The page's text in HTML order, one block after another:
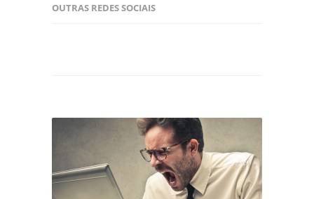
OUTRAS REDES SOCIAIS